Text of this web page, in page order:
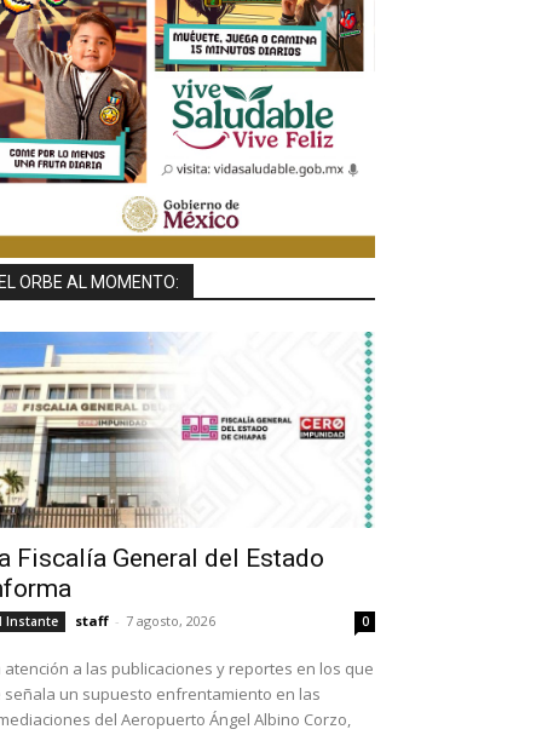
EL ORBE AL MOMENTO:
Fiscalía General del Estado
Instante staff - 7 agosto, 2026 0
atención a las publicaciones y reportes en los que
señala un supuesto enfrentamiento en las
del Aeropuerto Ángel Albino Corzo,